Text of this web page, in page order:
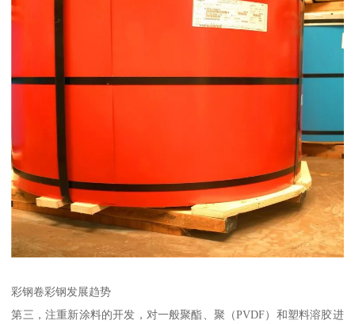
彩钢卷彩钢发展趋势
第三，注重新涂料的开发，对一般聚酯、聚（PVDF）和塑料溶胶进